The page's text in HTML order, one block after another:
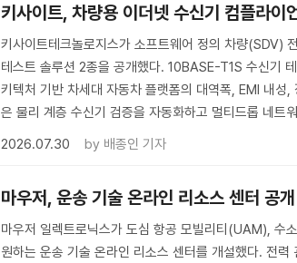
키사이트, 차량용 이더넷 수신기 컴플라이
키사이트테크놀로지스가 소프트웨어 정의 차량(SDV)
테스트 솔루션 2종을 공개했다. 10BASE-T1S 수신기
키텍처 기반 차세대 자동차 플랫폼의 대역폭, EMI 내성
은 물리 계층 수신기 검증을 자동화하고 멀티드롭 네트
2026.07.30
by 배종인 기자
마우저, 운송 기술 온라인 리소스 센터 공개
마우저 일렉트로닉스가 도심 항공 모빌리티(UAM), 수
원하는 운송 기술 온라인 리소스 센터를 개설했다. 전